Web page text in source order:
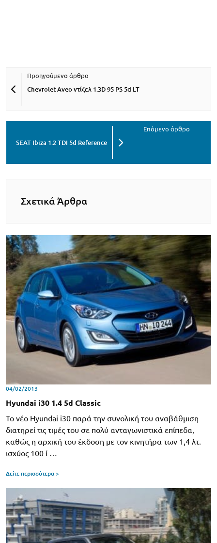
Chevrolet Aveo ντίζελ 1.3D 95 PS 5d LT
SEAT Ibiza 1.2 TDI 5d Reference
Σχετικά Άρθρα
04/02/2013
Hyundai i30 1.4 5d Classic
Το νέο Hyundai i30 παρά την συνολική του αναβάθμιση
διατηρεί τις τιμές του σε πολύ ανταγωνιστικά επίπεδα,
καθώς η αρχική του έκδοση με τον κινητήρα των 1,4 λτ.
ισχύος 100 ί …
Δείτε περισσότερα >